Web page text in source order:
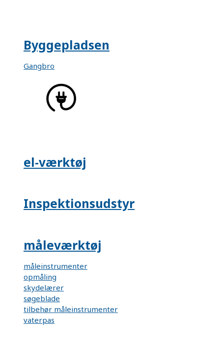
Byggepladsen
Gangbro
el-værktøj
Inspektionsudstyr
måleværktøj
måleinstrumenter
opmåling
skydelærer
søgeblade
tilbehør måleinstrumenter
vaterpas